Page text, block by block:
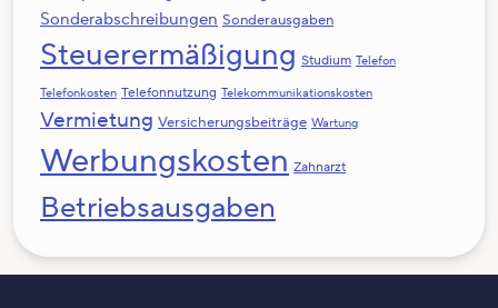
Sonderabschreibungen Sonderausgaben
Steuerermäßigung Studium Telefon
Telefonkosten Telefonnutzung Telekommunikationskosten
Vermietung Versicherungsbeiträge Wartung
Werbungskosten Zahnarzt
Betriebsausgaben